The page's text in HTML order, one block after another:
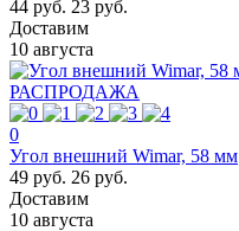
44 руб. 23 руб.
Доставим
10 августа
РАСПРОДАЖА
0
Угол внешний Wimar, 58 мм
49 руб. 26 руб.
Доставим
10 августа